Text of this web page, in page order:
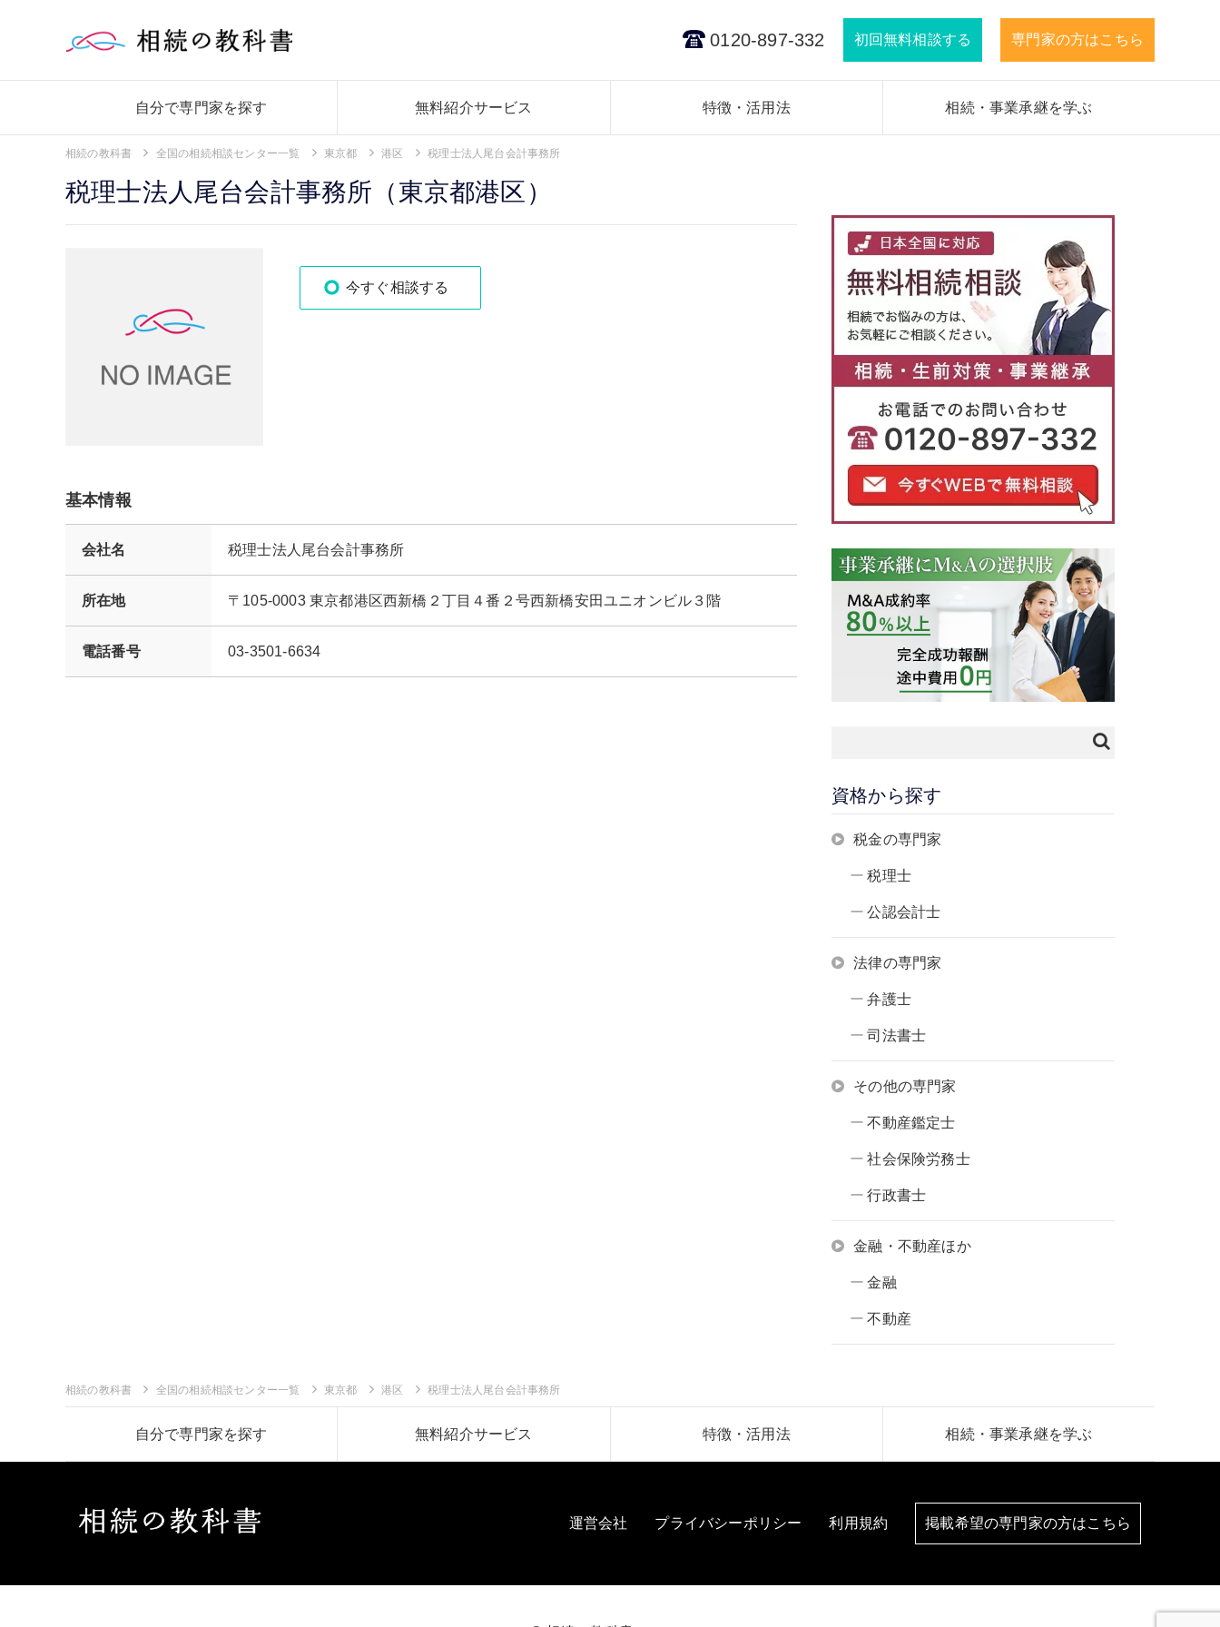
0120-897-332 初回無料相談する 専門家の方はこちら
自分で専門家を探す 無料紹介サービス 特徴・活用法 相続・事業承継を学ぶ
相続の教科書 全国の相続相談センター一覧 東京都 港区 税理士法人尾台会計事務所
税理士法人尾台会計事務所（東京都港区）
今すぐ相談する
基本情報
会社名 税理士法人尾台会計事務所
所在地 〒105-0003 東京都港区西新橋２丁目４番２号西新橋安田ユニオンビル３階
電話番号 03-3501-6634
資格から探す
税金の専門家
税理士
公認会計士
法律の専門家
弁護士
司法書士
その他の専門家
不動産鑑定士
社会保険労務士
行政書士
金融・不動産ほか
金融
不動産
相続の教科書 全国の相続相談センター一覧 東京都 港区 税理士法人尾台会計事務所
自分で専門家を探す 無料紹介サービス 特徴・活用法 相続・事業承継を学ぶ
運営会社 プライバシーポリシー 利用規約 掲載希望の専門家の方はこちら